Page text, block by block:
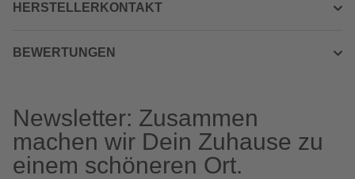
HERSTELLERKONTAKT
BEWERTUNGEN
Newsletter: Zusammen
machen wir Dein Zuhause zu
einem schöneren Ort.